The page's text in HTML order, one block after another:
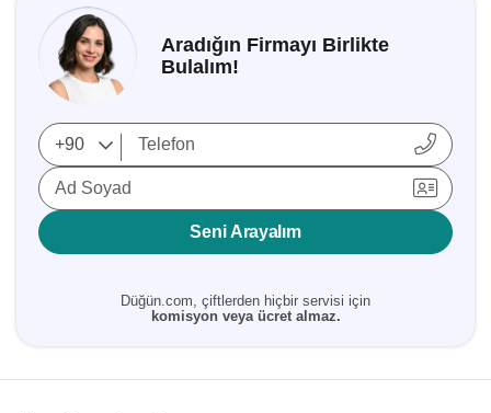
Aradığın Firmayı Birlikte
Bulalım!
Ad Soyad
Seni Arayalım
Düğün.com, çiftlerden hiçbir servisi için
komisyon veya ücret almaz.